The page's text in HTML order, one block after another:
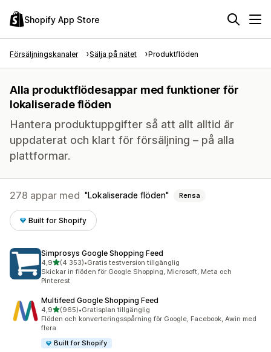
Shopify App Store
Försäljningskanaler Sälja på nätet Produktflöden
Alla produktflödesappar med funktioner för
lokaliserade flöden
Hantera produktuppgifter så att allt alltid är
uppdaterat och klart för försäljning – på alla
plattformar.
278 appar med Lokaliserade flöden Rensa
Built for Shopify
Simprosys Google Shopping Feed
4,9av 5 stjärnor
(4 353)
4353 recensioner totalt
•Gratis testversion tillgänglig
Skickar in flöden för Google Shopping, Microsoft, Meta och
Pinterest
Multifeed Google Shopping Feed
4,9av 5 stjärnor
(965)
965 recensioner totalt
•Gratisplan tillgänglig
Flöden och konverteringsspårning för Google, Facebook, Awin med
flera
Built for Shopify